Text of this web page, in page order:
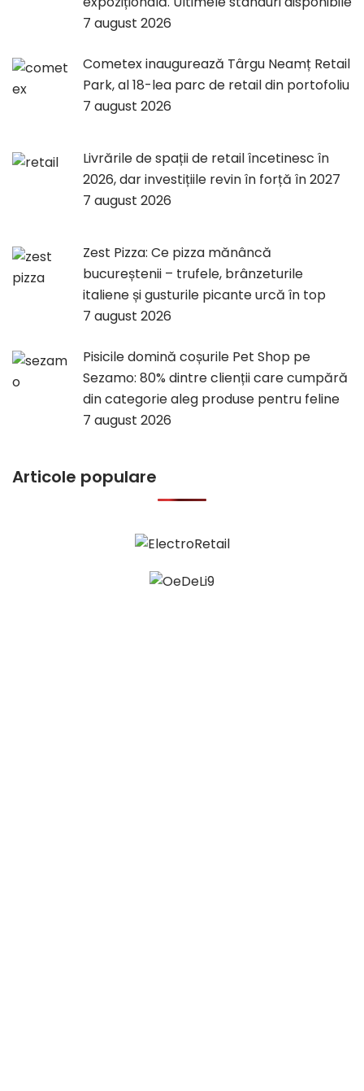
7 august 2026
Cometex inaugurează Târgu Neamț Retail
Park, al 18-lea parc de retail din portofoliu
7 august 2026
Livrările de spații de retail încetinesc în
2026, dar investițiile revin în forță în 2027
7 august 2026
Zest Pizza: Ce pizza mănâncă
bucureștenii – trufele, brânzeturile
italiene și gusturile picante urcă în top
7 august 2026
Pisicile domină coșurile Pet Shop pe
Sezamo: 80% dintre clienții care cumpără
din categorie aleg produse pentru feline
7 august 2026
Articole populare